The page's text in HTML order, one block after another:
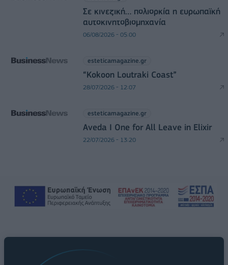
Σε κινεζική… πολιορκία η ευρωπαϊκή
αυτοκινητοβιομηχανία
06/08/2026 - 05:00
esteticamagazine.gr
“Kokoon Loutraki Coast”
28/07/2026 - 12:07
esteticamagazine.gr
Aveda I One for All Leave in Elixir
22/07/2026 - 13:20